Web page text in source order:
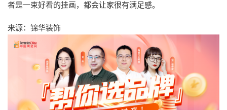
者是一束好看的挂画，都会让家很有满足感。
来源：锦华装饰